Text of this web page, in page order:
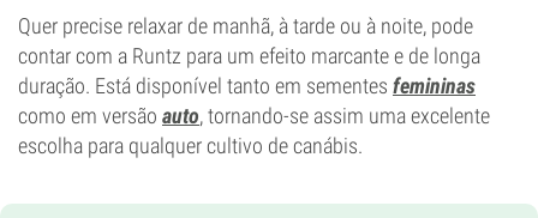
Quer precise relaxar de manhã, à tarde ou à noite, pode
contar com a Runtz para um efeito marcante e de longa
duração. Está disponível tanto em sementes femininas
como em versão auto, tornando-se assim uma excelente
escolha para qualquer cultivo de canábis.